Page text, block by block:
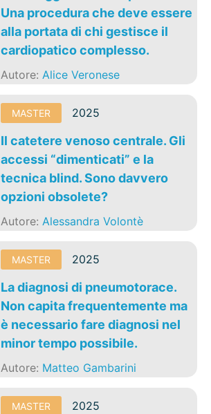
Una procedura che deve essere
alla portata di chi gestisce il
cardiopatico complesso.
Autore:Alice Veronese
MASTER 2025
Il catetere venoso centrale. Gli
accessi “dimenticati” e la
tecnica blind. Sono davvero
opzioni obsolete?
Autore:Alessandra Volontè
MASTER 2025
La diagnosi di pneumotorace.
Non capita frequentemente ma
è necessario fare diagnosi nel
minor tempo possibile.
Autore: Matteo Gambarini
MASTER 2025